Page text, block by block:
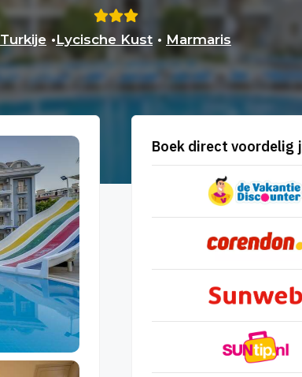
Turkije •Lycische Kust • Marmaris
Boek direct voordelig